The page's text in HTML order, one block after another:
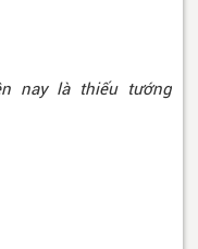
nay là thiếu tướng